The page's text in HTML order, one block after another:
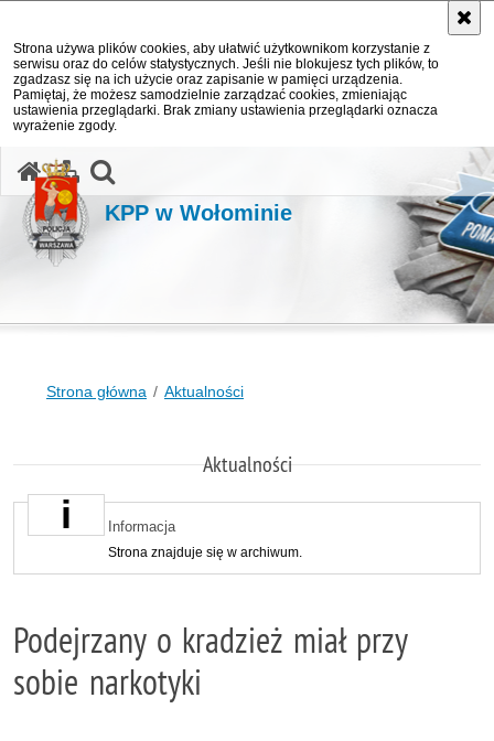
Strona używa plików cookies, aby ułatwić użytkownikom korzystanie z
serwisu oraz do celów statystycznych. Jeśli nie blokujesz tych plików, to
zgadzasz się na ich użycie oraz zapisanie w pamięci urządzenia.
Pamiętaj, że możesz samodzielnie zarządzać cookies, zmieniając
ustawienia przeglądarki. Brak zmiany ustawienia przeglądarki oznacza
wyrażenie zgody.
KPP w Wołominie
Strona główna Aktualności
Aktualności
Informacja
Strona znajduje się w archiwum.
Podejrzany o kradzież miał przy
sobie narkotyki